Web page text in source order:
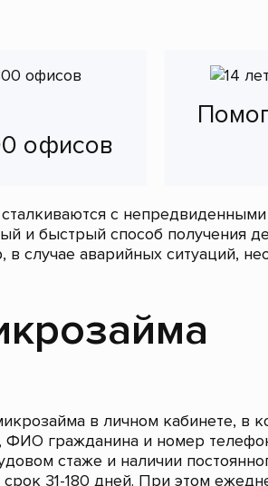
офисов
с непредвиденными
и быстрый способ получения
случае аварийных ситуаций,
в личном кабинете, в
ФИО гражданина и номер
стаже и наличии
31-180 дней. При этом